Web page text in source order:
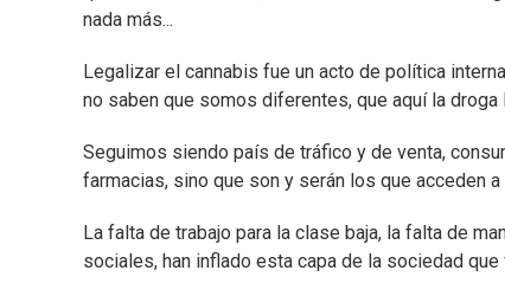
nada más...
Legalizar el cannabis fue un acto de política
no saben que somos diferentes, que aquí la
Seguimos siendo país de tráfico y de venta,
farmacias, sino que son y serán los que acceden
La falta de trabajo para la clase baja, la falta de
sociales, han inflado esta capa de la sociedad